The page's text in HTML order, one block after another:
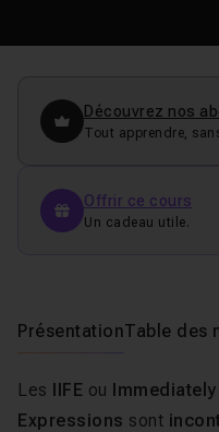
Découvrez nos
Tout apprendre,
Offrir ce cours
Un cadeau utile.
PrésentationTable des
Les IIFE ou
Expressions sont